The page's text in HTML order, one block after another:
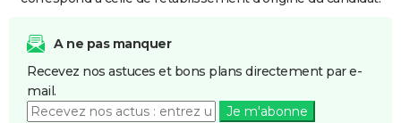
A ne pas manquer
Recevez nos astuces et bons plans directement par e-
mail.
Je m'abonne